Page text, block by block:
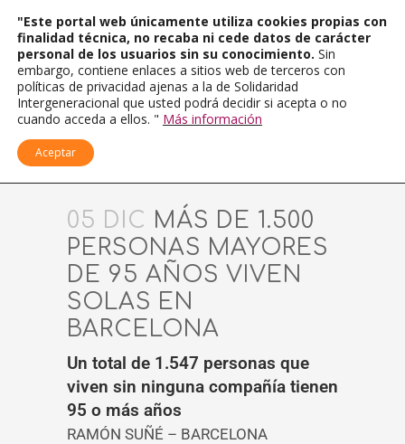
05 DIC MÁS DE 1.500
PERSONAS MAYORES
DE 95 AÑOS VIVEN
SOLAS EN
BARCELONA
Un total de 1.547 personas que
viven sin ninguna compañía tienen
95 o más años
RAMÓN SUÑÉ – BARCELONA
"Este portal web únicamente utiliza cookies propias con
finalidad técnica, no recaba ni cede datos de carácter
personal de los usuarios sin su conocimiento. Sin
embargo, contiene enlaces a sitios web de terceros con
políticas de privacidad ajenas a la de Solidaridad
Intergeneracional que usted podrá decidir si acepta o no
cuando acceda a ellos. " Más información
Aceptar